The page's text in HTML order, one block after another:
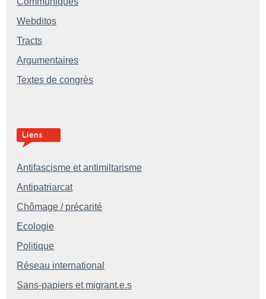
Webditos
Tracts
Argumentaires
Textes de congrès
Antifascisme et antimiltarisme
Antipatriarcat
Chômage / précarité
Ecologie
Politique
Réseau international
Sans-papiers et migrant.e.s